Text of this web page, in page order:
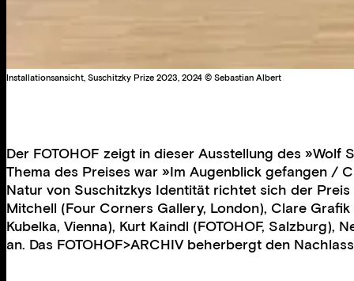
Installationsansicht, Suschitzky Prize 2023, 2024 © Sebastian Albert
Der FOTOHOF zeigt in dieser Ausstellung des
Thema des Preises war »Im Augenblick gefangen /
Natur von Suschitzkys Identität richtet sich der
Mitchell (Four Corners Gallery, London), Clare
Kubelka, Vienna), Kurt Kaindl (FOTOHOF,
an. Das FOTOHOF>ARCHIV beherbergt den